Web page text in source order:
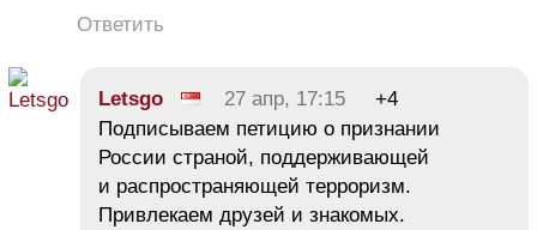
Ответить
Letsgo 27 апр, 17:15
+4
Подписываем петицию о признании
России страной, поддерживающей
и распространяющей терроризм.
Привлекаем друзей и знакомых.